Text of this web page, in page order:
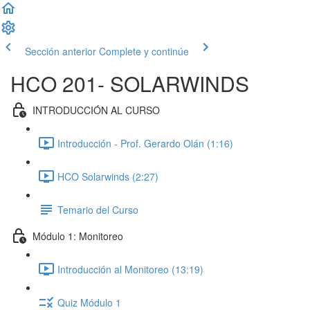
Sección anterior Complete y continúe
HCO 201- SOLARWINDS
INTRODUCCIÓN AL CURSO
Introducción - Prof. Gerardo Olán (1:16)
HCO Solarwinds (2:27)
Temario del Curso
Módulo 1: Monitoreo
Introducción al Monitoreo (13:19)
Quiz Módulo 1